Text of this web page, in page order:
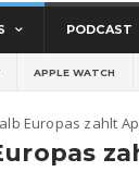
PODCAST
APPLE WATCH
Europas zahlt